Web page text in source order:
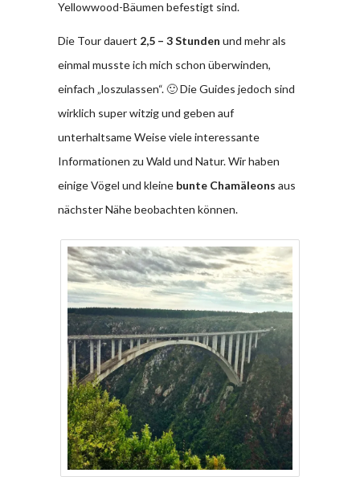
Yellowwood-Bäumen befestigt sind.
Die Tour dauert 2,5 – 3 Stunden und mehr als
einmal musste ich mich schon überwinden,
einfach „loszulassen“. 🙂 Die Guides jedoch sind
wirklich super witzig und geben auf
unterhaltsame Weise viele interessante
Informationen zu Wald und Natur. Wir haben
einige Vögel und kleine bunte Chamäleons aus
nächster Nähe beobachten können.